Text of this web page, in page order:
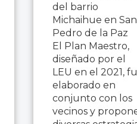
del barrio
Michaihue en San
Pedro de la Paz
El Plan Maestro,
diseñado por el
LEU en el 2021,
elaborado en
conjunto con los
vecinos y